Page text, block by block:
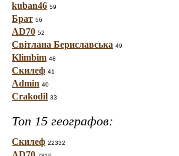
kuban46 59
Брат 56
AD70 52
Світлана Бериславська 49
Klimbim 48
Скилеф 41
Admin 40
Crakodil 33
Топ 15 географов:
Скилеф 22332